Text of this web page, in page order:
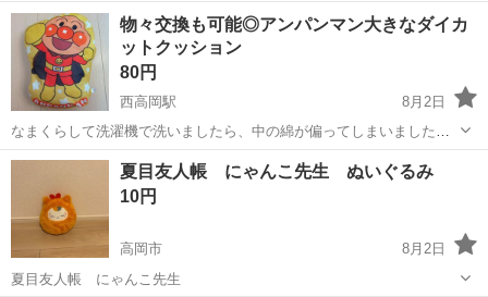
チの清掃だけじゃ復活しなかったので売ります 電源ランプは着きます
が液晶が付きません 液晶状態未確認（ビネガーシンドロームによるシ
ワ有 叩くとたまに起動し、スピー...
富山 富山市 稲荷町駅 ポータブルゲーム
物々交換も可能◎アンパンマン大きなダイカ
ットクッション
80円
西高岡駅
8月2日
なまくらして洗濯機で洗いましたら、中の綿が偏ってしまいました
(ToT) 生地が髪の毛つきやすい生地です。 およその大きさ 全長約39cm
どなたかいかがでしょうか？m(_ _)m 何かと物々交換も助かりますm(_
富山 高岡市 西高岡駅 ダイカットクッション
夏目友人帳 にゃんこ先生 ぬいぐるみ
10円
高岡市
8月2日
夏目友人帳 にゃんこ先生